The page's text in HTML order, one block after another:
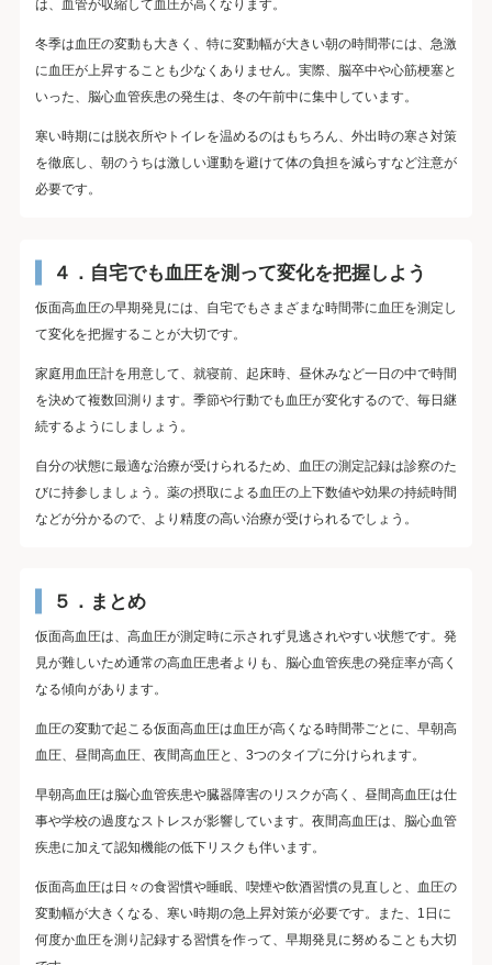
は、血管が収縮して血圧が高くなります。
冬季は血圧の変動も大きく、特に変動幅が大きい朝の時間帯には、急激
に血圧が上昇することも少なくありません。実際、脳卒中や心筋梗塞と
いった、脳心血管疾患の発生は、冬の午前中に集中しています。
寒い時期には脱衣所やトイレを温めるのはもちろん、外出時の寒さ対策
を徹底し、朝のうちは激しい運動を避けて体の負担を減らすなど注意が
必要です。
４．自宅でも血圧を測って変化を把握しよう
仮面高血圧の早期発見には、自宅でもさまざまな時間帯に血圧を測定し
て変化を把握することが大切です。
家庭用血圧計を用意して、就寝前、起床時、昼休みなど一日の中で時間
を決めて複数回測ります。季節や行動でも血圧が変化するので、毎日継
続するようにしましょう。
自分の状態に最適な治療が受けられるため、血圧の測定記録は診察のた
びに持参しましょう。薬の摂取による血圧の上下数値や効果の持続時間
などが分かるので、より精度の高い治療が受けられるでしょう。
５．まとめ
仮面高血圧は、高血圧が測定時に示されず見逃されやすい状態です。発
見が難しいため通常の高血圧患者よりも、脳心血管疾患の発症率が高く
なる傾向があります。
血圧の変動で起こる仮面高血圧は血圧が高くなる時間帯ごとに、早朝高
血圧、昼間高血圧、夜間高血圧と、3つのタイプに分けられます。
早朝高血圧は脳心血管疾患や臓器障害のリスクが高く、昼間高血圧は仕
事や学校の過度なストレスが影響しています。夜間高血圧は、脳心血管
疾患に加えて認知機能の低下リスクも伴います。
仮面高血圧は日々の食習慣や睡眠、喫煙や飲酒習慣の見直しと、血圧の
変動幅が大きくなる、寒い時期の急上昇対策が必要です。また、1日に
何度か血圧を測り記録する習慣を作って、早期発見に努めることも大切